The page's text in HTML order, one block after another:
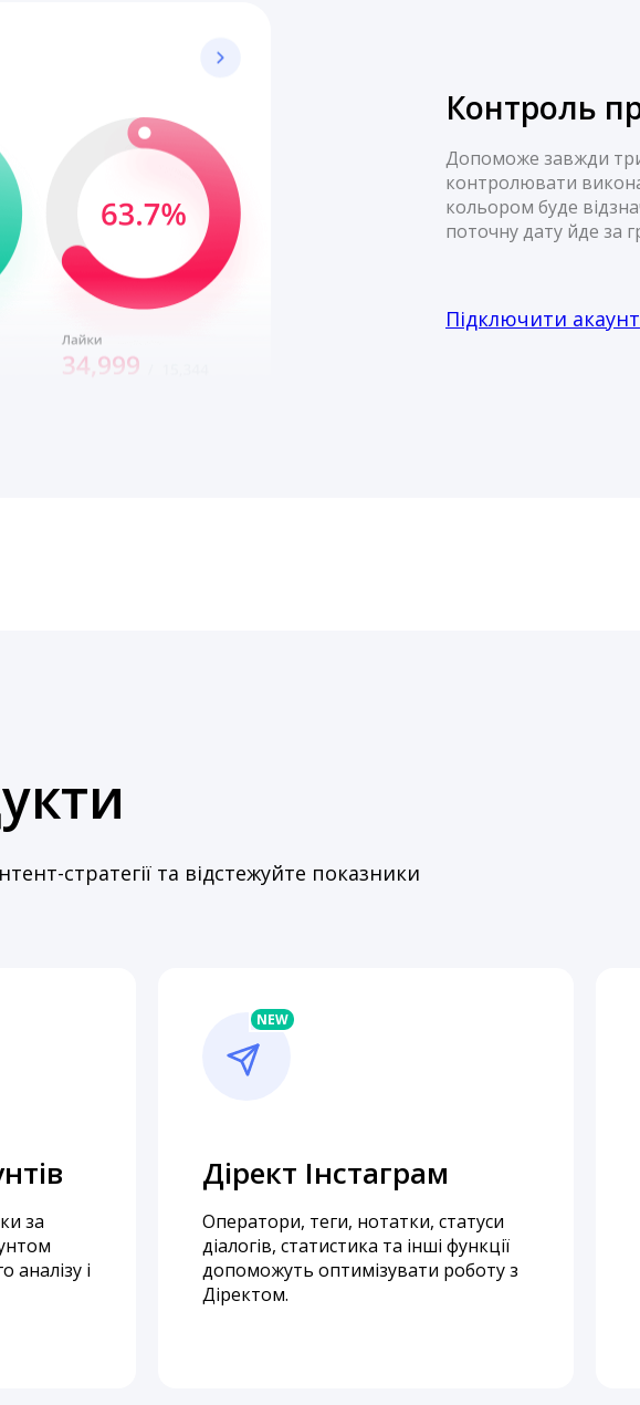
Контроль
Допоможе завжди
контролювати
кольором буде
поточну дату йде за
Підключити акаунт
стратегії та відстежуйте показники
за
аналізу і
Дірект Інстаграм
Оператори, теги, нотатки, статуси
діалогів, статистика та інші функції
допоможуть оптимізувати роботу з
Діректом.